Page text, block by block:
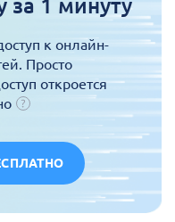
за 1 минуту
к онлайн-
Просто
откроется